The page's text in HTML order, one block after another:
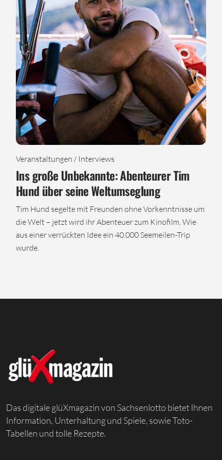
Veranstaltungen / Interviews
Ins große Unbekannte: Abenteurer Tim
Hund über seine Weltumseglung
Tim Hund segelte mit Freunden ohne Vorkenntnisse um
die Welt – jetzt wird ihr Abenteuer zum Kinofilm. Wie
aus einer verrückten Idee ein 40.000 Seemeilen-Trip
wurde.
Das digitale glüXmagazin von Sachsenlotto bietet Ihnen
Information, Unterhaltung und Spiele, sowie Toto-
Tabellen und tolle Rezepte.